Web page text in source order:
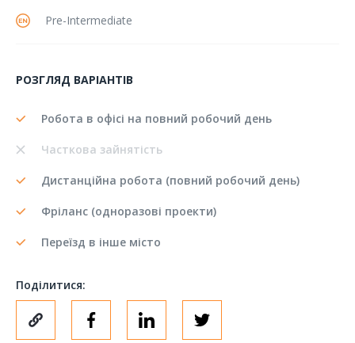
Pre-Intermediate
РОЗГЛЯД ВАРІАНТІВ
Робота в офісі на повний робочий день
Часткова зайнятість
Дистанційна робота (повний робочий день)
Фріланс (одноразові проекти)
Переїзд в інше місто
Поділитися: